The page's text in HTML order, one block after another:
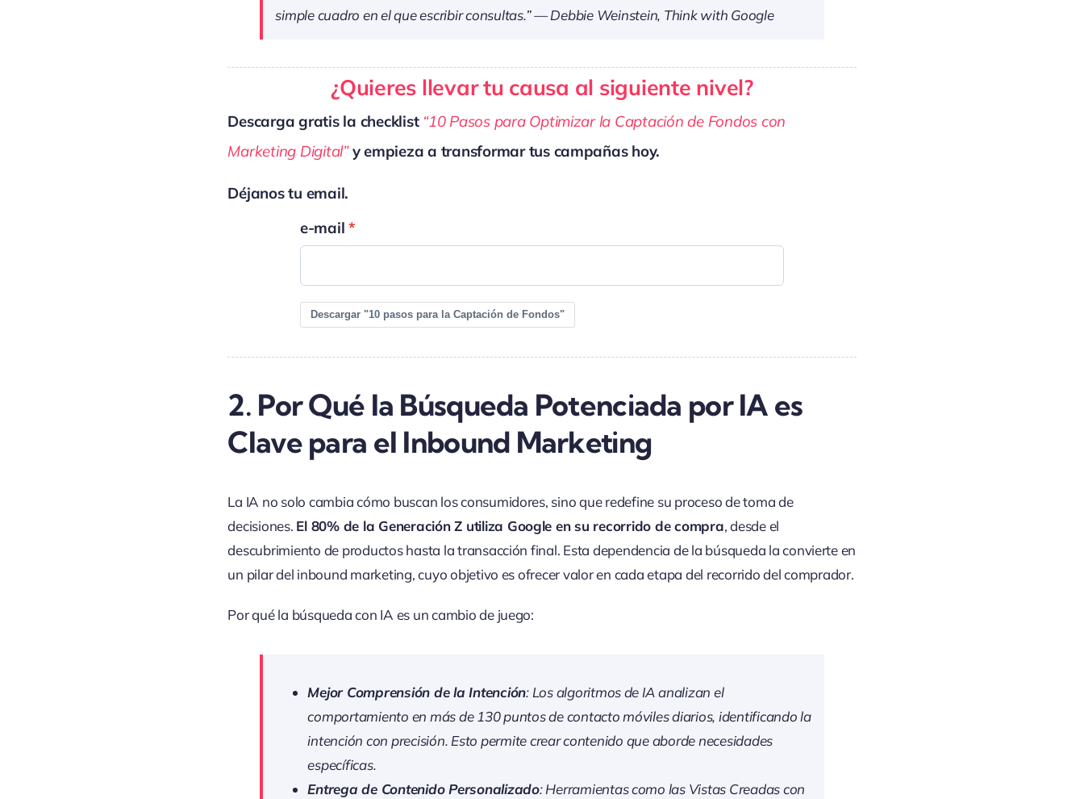
simple cuadro en el que escribir consultas.” — Debbie Weinstein, Think with Google
¿Quieres llevar tu causa al siguiente nivel?
Descarga gratis la checklist “10 Pasos para Optimizar la Captación de Fondos con
Marketing Digital”y empieza a transformar tus campañas hoy.
Déjanos tu email.
e-mail
Descargar "10 pasos para la Captación de Fondos"
2. Por Qué la Búsqueda Potenciada por IA es
Clave para el Inbound Marketing
La IA no solo cambia cómo buscan los consumidores, sino que redefine su proceso de toma de
decisiones. El 80% de la Generación Z utiliza Google en su recorrido de compra, desde el
descubrimiento de productos hasta la transacción final. Esta dependencia de la búsqueda la convierte en
un pilar del inbound marketing, cuyo objetivo es ofrecer valor en cada etapa del recorrido del comprador.
Por qué la búsqueda con IA es un cambio de juego:
Mejor Comprensión de la Intención: Los algoritmos de IA analizan el
comportamiento en más de 130 puntos de contacto móviles diarios, identificando la
intención con precisión. Esto permite crear contenido que aborde necesidades
específicas.
Entrega de Contenido Personalizado: Herramientas como las Vistas Creadas con